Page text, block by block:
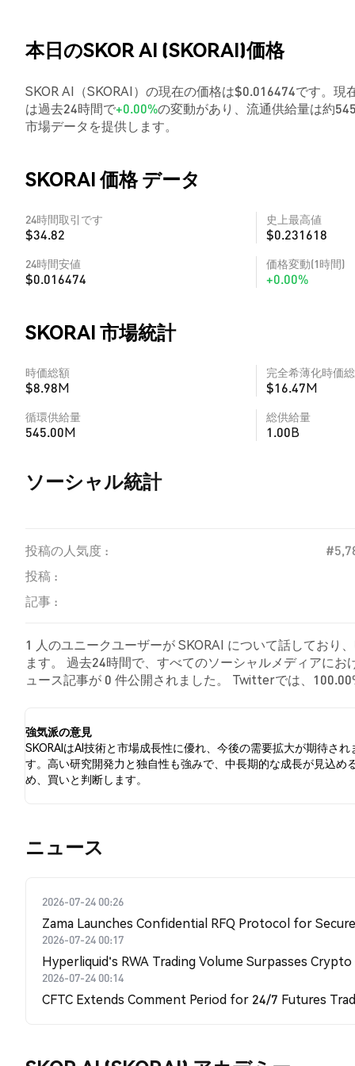
本日のSKOR AI (SKORAI)価格
SKOR AI（SKORAI）の現在の価格は$0.016474です。
は過去24時間で+0.00%の変動があり、流通供給量は約
市場データを提供します。
SKORAI 価格 データ
24時間取引です
$34.82
史上最高値
$0.231618
24時間安値
$0.016474
価格変動(1時間)
+0.00%
SKORAI 市場統計
時価総額
$8.98M
完全希薄化時価
$16.47M
循環供給量
545.00M
総供給量
1.00B
ソーシャル統計
投稿の人気度 :
投稿 :
記事 :
1 人のユニークユーザーが SKORAI について話しており
ます。 過去24時間で、すべてのソーシャルメディアに
ュース記事が 0 件公開されました。 Twitterでは、
強気派の意見
SKORAIはAI技術と市場成長性に優れ、今後の需要拡大が期待され
す。高い研究開発力と独自性も強みで、中長期的な成長が見込め
め、買いと判断します。
​​ニュース​​
2026-07-24 00:26
Zama Launches Confidential RFQ Protocol for
2026-07-24 00:17
Hyperliquid's RWA Trading Volume Surpasses
2026-07-24 00:14
CFTC Extends Comment Period for 24/7 Futures